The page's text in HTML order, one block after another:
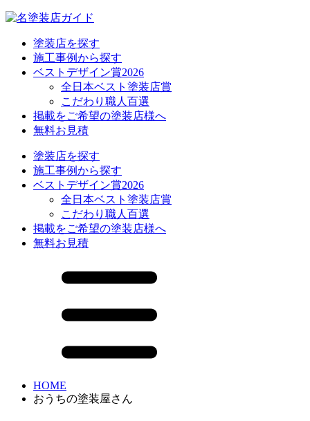
塗装店を探す
施工事例から探す
ベストデザイン賞2026
全日本ベスト塗装店賞
こだわり職人百選
掲載をご希望の塗装店様へ
無料お見積
塗装店を探す
施工事例から探す
ベストデザイン賞2026
全日本ベスト塗装店賞
こだわり職人百選
掲載をご希望の塗装店様へ
無料お見積
HOME
おうちの塗装屋さん